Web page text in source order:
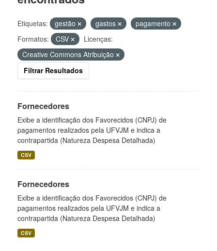
Etiquetas: gestão gastos
pagamento
Formatos:
CSV
Licenças:
Creative Commons Atribuição
Filtrar Resultados
Fornecedores
Exibe a identificação dos Favorecidos (CNPJ) de
pagamentos realizados pela UFVJM e indica a
contrapartida (Natureza Despesa Detalhada)
CSV
Fornecedores
Exibe a identificação dos Favorecidos (CNPJ) de
pagamentos realizados pela UFVJM e indica a
contrapartida (Natureza Despesa Detalhada)
CSV